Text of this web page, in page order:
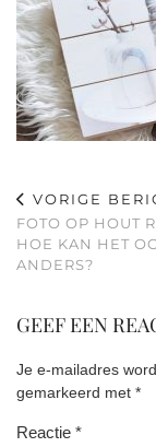
VORIGE
FOTO OP HOUT
HOE KAN HET
ANDERS?
GEEF EEN
Je e-mailadres
gemarkeerd met *
Reactie *